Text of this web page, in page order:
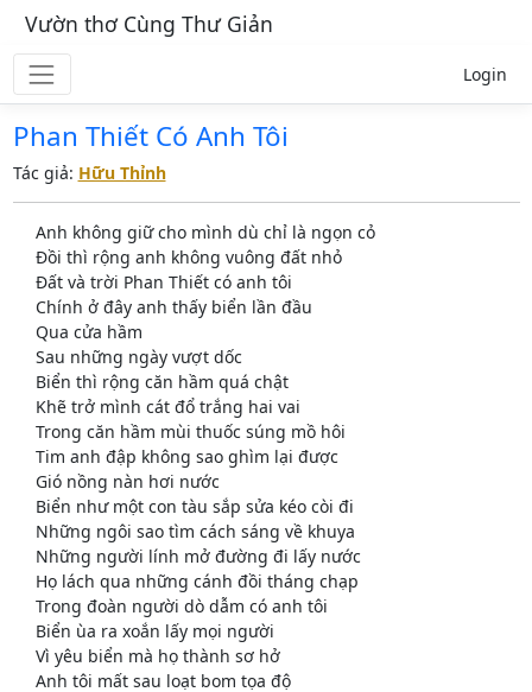
Vườn thơ Cùng Thư Giản
Login
Phan Thiết Có Anh Tôi
Tác giả: Hữu Thỉnh
Anh không giữ cho mình dù chỉ là ngọn cỏ
Đồi thì rộng anh không vuông đất nhỏ
Đất và trời Phan Thiết có anh tôi
Chính ở đây anh thấy biển lần đầu
Qua cửa hầm
Sau những ngày vượt dốc
Biển thì rộng căn hầm quá chật
Khẽ trở mình cát đổ trắng hai vai
Trong căn hầm mùi thuốc súng mồ hôi
Tim anh đập không sao ghìm lại được
Gió nồng nàn hơi nước
Biển như một con tàu sắp sửa kéo còi đi
Những ngôi sao tìm cách sáng về khuya
Những người lính mở đường đi lấy nước
Họ lách qua những cánh đồi tháng chạp
Trong đoàn người dò dẫm có anh tôi
Biển ùa ra xoắn lấy mọi người
Vì yêu biển mà họ thành sơ hở
Anh tôi mất sau loạt bom tọa độ